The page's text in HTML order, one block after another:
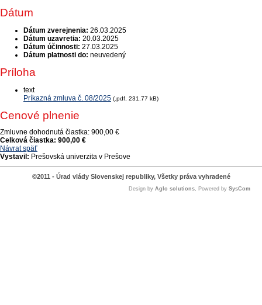
Dátum
Dátum zverejnenia: 26.03.2025
Dátum uzavretia: 20.03.2025
Dátum účinnosti: 27.03.2025
Dátum platnosti do: neuvedený
Príloha
text
Príkazná zmluva č. 08/2025 (.pdf, 231.77 kB)
Cenové plnenie
Zmluvne dohodnutá čiastka: 900,00 €
Celková čiastka: 900,00 €
Návrat späť
Vystavil: Prešovská univerzita v Prešove
©2011 - Úrad vlády Slovenskej republiky, Všetky práva vyhradené
Design by Aglo solutions, Powered by SysCom